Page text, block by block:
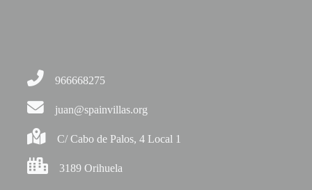
966668275
juan@spainvillas.org
C/ Cabo de Palos, 4 Local 1
3189 Orihuela